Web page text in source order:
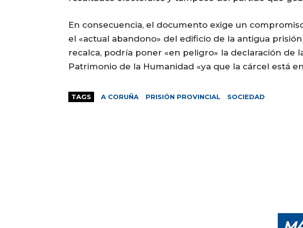
En consecuencia, el documento exige un
el «actual abandono» del edificio de la antigua
recalca, podría poner «en peligro» la declaración de
Patrimonio de la Humanidad «ya que la cárcel está
TAGS A CORUÑA PRISIÓN PROVINCIAL SOCIEDAD